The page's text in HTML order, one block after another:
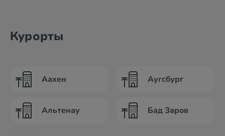
Курорты
Аахен
Альтенау
Аугсбург
Бад Заров